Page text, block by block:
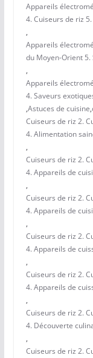
Appareils
4. Cuiseurs de riz
,
Appareils
du Moyen-Orient 5.
,
Appareils
4. Saveurs
,Astuces de cuisine,
Cuiseurs de riz 2.
4. Alimentation
,
Cuiseurs de riz 2.
4. Appareils de
,
Cuiseurs de riz 2.
4. Appareils de
,
Cuiseurs de riz 2.
4. Appareils de
,
Cuiseurs de riz 2.
4. Appareils de
,
Cuiseurs de riz 2.
4. Découverte
,
Cuiseurs de riz 2.